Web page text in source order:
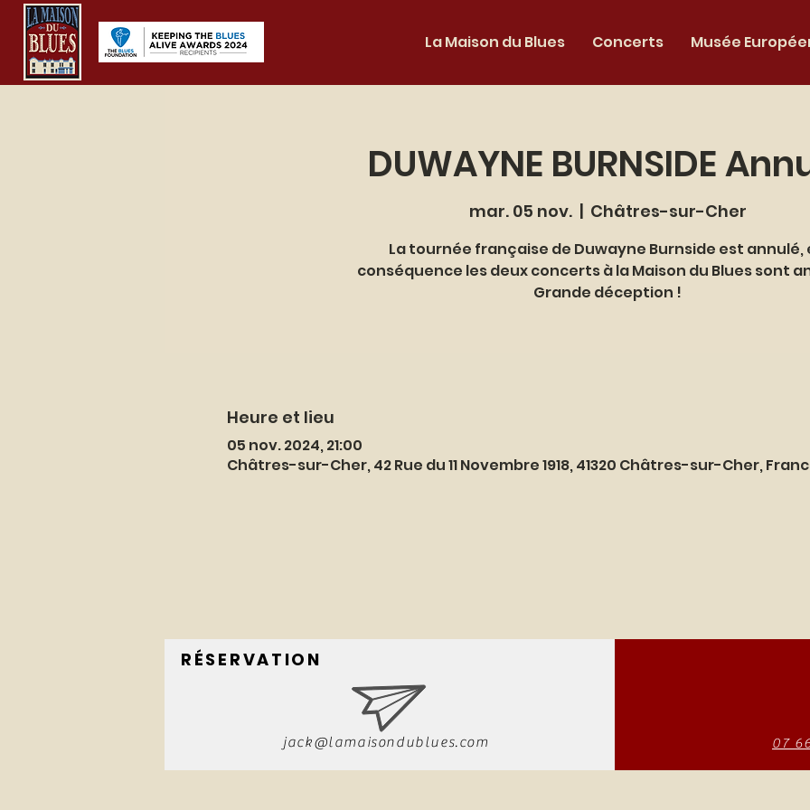
La Maison du Blues Concerts Musée
DUWAYNE BURNSIDE
mar. 05 nov.
  |
Châtres-sur-Cher
La tournée française de Duwayne Burnside est annulé,
conséquence les deux concerts à la Maison du Blues sont
Grande déception !
Heure et lieu
05 nov. 2024, 21:00
Châtres-sur-Cher, 42 Rue du 11 Novembre 1918, 41320 Châtres-sur-Cher,
jack@lamaisondublues.com 07
RÉSERVATION